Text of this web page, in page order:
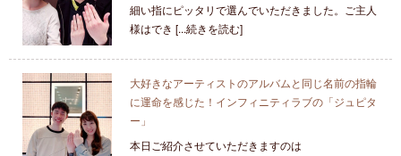
細い指にピッタリで選んでいただきました。ご主人
様はでき [...続きを読む]
大好きなアーティストのアルバムと同じ名前の指輪
に運命を感じた！インフィニティラブの「ジュピタ
ー」
本日ご紹介させていただきますのは